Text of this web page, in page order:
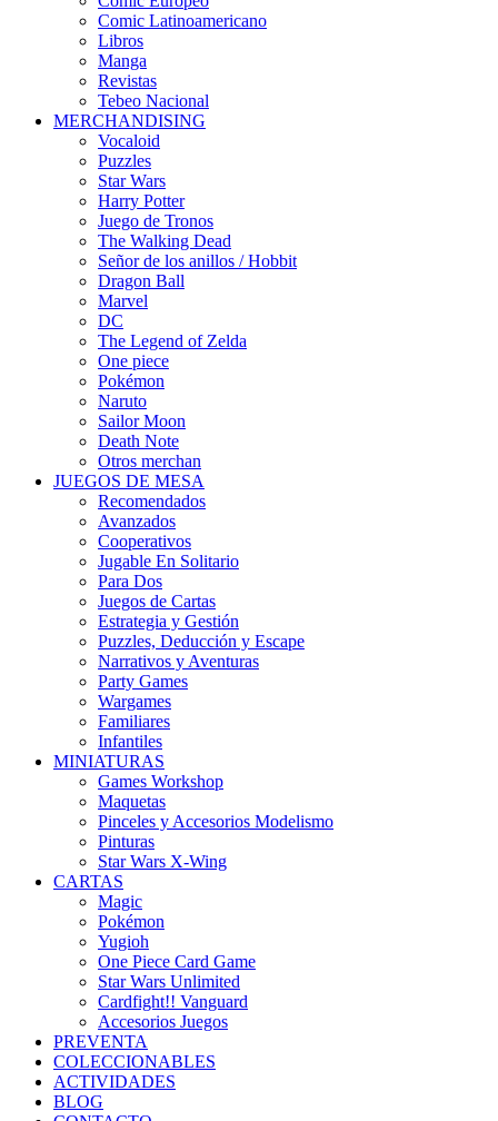
Comic Latinoamericano
Libros
Manga
Revistas
Tebeo Nacional
MERCHANDISING
Vocaloid
Puzzles
Star Wars
Harry Potter
Juego de Tronos
The Walking Dead
Señor de los anillos / Hobbit
Dragon Ball
Marvel
DC
The Legend of Zelda
One piece
Pokémon
Naruto
Sailor Moon
Death Note
Otros merchan
JUEGOS DE MESA
Recomendados
Avanzados
Cooperativos
Jugable En Solitario
Para Dos
Juegos de Cartas
Estrategia y Gestión
Puzzles, Deducción y Escape
Narrativos y Aventuras
Party Games
Wargames
Familiares
Infantiles
MINIATURAS
Games Workshop
Maquetas
Pinceles y Accesorios Modelismo
Pinturas
Star Wars X-Wing
CARTAS
Magic
Pokémon
Yugioh
One Piece Card Game
Star Wars Unlimited
Cardfight!! Vanguard
Accesorios Juegos
PREVENTA
COLECCIONABLES
ACTIVIDADES
BLOG